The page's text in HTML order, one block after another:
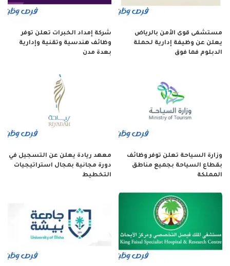
مستشفى قوى الأمن بالرياض
يعلن عن وظيفة إدارية لحملة
الدبلوم فما فوق
شركة إمداد الخبرات تعلن توفر
وظائف هندسية وتقنية وإدارية
بعدة مدن
وزارة السياحة تعلن توفر وظائف
بقطاع السياحة بجميع مناطق
المملكة
معهد ريادة يعلن عن التسجيل في
دورة مجانية بمجال استراتيجيات
التخطيط